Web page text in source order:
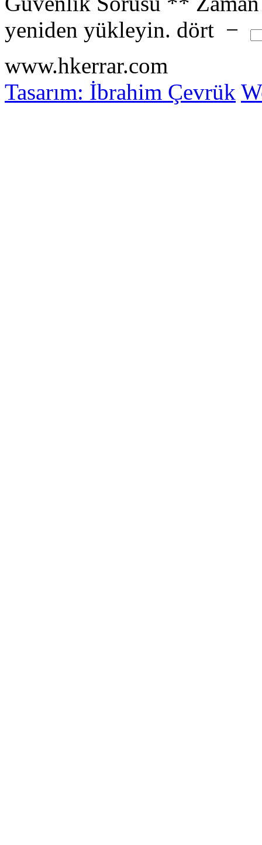
yeniden yükleyin. dört −
www.hkerrar.com
Tasarım: İbrahim Çevrük